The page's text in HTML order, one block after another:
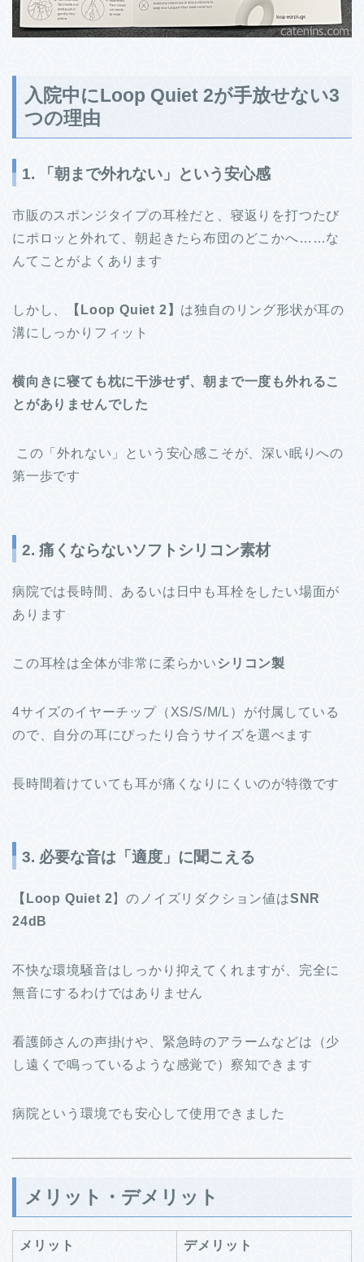
入院中にLoop Quiet 2が手放せない3
つの理由
1. 「朝まで外れない」という安心感
市販のスポンジタイプの耳栓だと、寝返りを打つたび
にポロッと外れて、朝起きたら布団のどこかへ……な
んてことがよくあります
しかし、 【Loop Quiet 2】 は独自のリング形状が耳の
溝にしっかりフィット
横向きに寝ても枕に干渉せず、朝まで一度も外れるこ
とがありませんでした
この「外れない」という安心感こそが、深い眠りへの
第一歩です
2. 痛くならないソフトシリコン素材
病院では長時間、あるいは日中も耳栓をしたい場面が
あります
この耳栓は全体が非常に柔らかいシリコン製
4サイズのイヤーチップ（XS/S/M/L）が付属している
ので、自分の耳にぴったり合うサイズを選べます
長時間着けていても耳が痛くなりにくいのが特徴です
3. 必要な音は「適度」に聞こえる
【Loop Quiet 2】のノイズリダクション値はSNR
24dB
不快な環境騒音はしっかり抑えてくれますが、完全に
無音にするわけではありません
看護師さんの声掛けや、緊急時のアラームなどは（少
し遠くで鳴っているような感覚で）察知できます
病院という環境でも安心して使用できました
メリット・デメリット
メリット デメリット